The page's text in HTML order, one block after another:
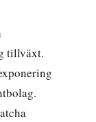
tillväxt.